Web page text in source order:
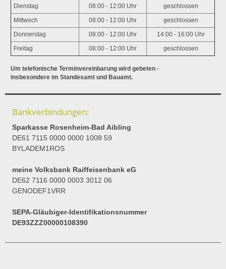
Dienstag 08:00 - 12:00 Uhr geschlossen
Mittwoch 08:00 - 12:00 Uhr geschlossen
Donnerstag 08:00 - 12:00 Uhr 14:00 - 16:00 Uhr
Freitag 08:00 - 12:00 Uhr geschlossen
Um telefonische Terminvereinbarung wird gebeten -
insbesondere im Standesamt und Bauamt.
Bankverbindungen:
Sparkasse Rosenheim-Bad Aibling
DE61 7115 0000 0000 1008 59
BYLADEM1ROS
meine Volksbank Raiffeisenbank eG
DE62 7116 0000 0003 3012 06
GENODEF1VRR
SEPA-Gläubiger-Identifikationsnummer
DE93ZZZ00000108390